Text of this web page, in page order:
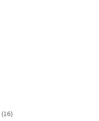
(16)